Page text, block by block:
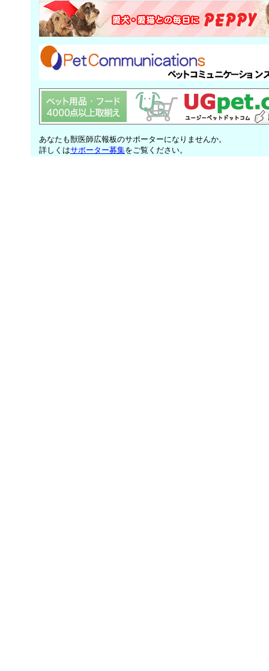
あなたも獣医師広報板のサポーターになりませんか。
詳しくはサポーター募集をご覧ください。